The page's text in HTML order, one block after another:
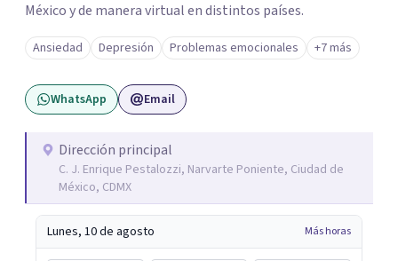
México y de manera virtual en distintos países.
Ansiedad Depresión Problemas emocionales +7 más
WhatsApp Email
Dirección principal
C. J. Enrique Pestalozzi, Narvarte Poniente, Ciudad de
México, CDMX
Lunes, 10 de agosto Más horas